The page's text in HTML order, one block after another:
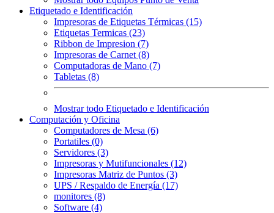
Etiquetado e Identificación
Impresoras de Etiquetas Térmicas (15)
Etiquetas Termicas (23)
Ribbon de Impresion (7)
Impresoras de Carnet (8)
Computadoras de Mano (7)
Tabletas (8)
Mostrar todo Etiquetado e Identificación
Computación y Oficina
Computadores de Mesa (6)
Portatiles (0)
Servidores (3)
Impresoras y Mutifuncionales (12)
Impresoras Matriz de Puntos (3)
UPS / Respaldo de Energía (17)
monitores (8)
Software (4)